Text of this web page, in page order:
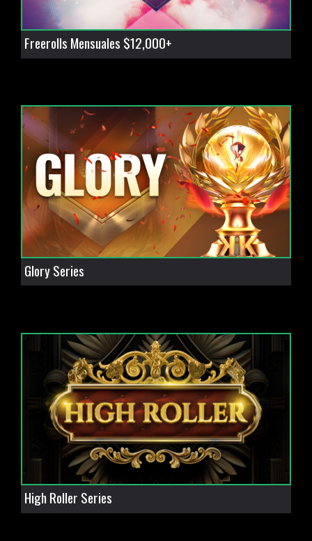
Freerolls Mensuales $12,000+
Glory Series
High Roller Series